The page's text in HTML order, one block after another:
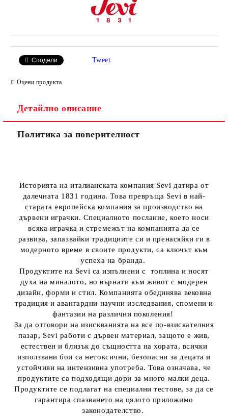
Сподели Tweet
Оцени продукта
Детайлно описание
Политика за поверителност
Историята на италианската компания Sevi датира от
далечната 1831 година. Това превръща Sevi в най-
старата европейска компания за производство на
дървени играчки. Специалното послание, което носи
всяка играчка и стремежът на компанията да се
развива, запазвайки традициите си и пренасяйки ги в
модерното време в своите продукти, са ключът към
успеха на бранда.
Продуктите на Sevi са изпълнени с топлина и носят
духа на миналото, но върнати към живот с модерен
дизайн, форми и стил. Компанията обединява вековна
традиция и авангардни научни изследвания, спомени и
фантазии на различни поколения!
За да отговори на изискванията на все по-взискателния
пазар, Sevi работи с дървен материал, защото е жив,
естествен и близък до същността на хората, всички
използвани бои са нетоксични, безопасни за децата и
устойчиви на интензивна употреба. Това означава, че
продуктите са подходящи дори за много малки деца.
Продуктите се подлагат на специални тестове, за да се
гарантира спазването на цялото приложимо
законодателство.